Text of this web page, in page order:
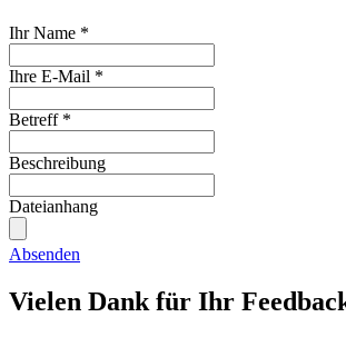
Ihr Name *
Ihre E-Mail *
Betreff*
Beschreibung
Dateianhang
Absenden
Vielen Dank für Ihr